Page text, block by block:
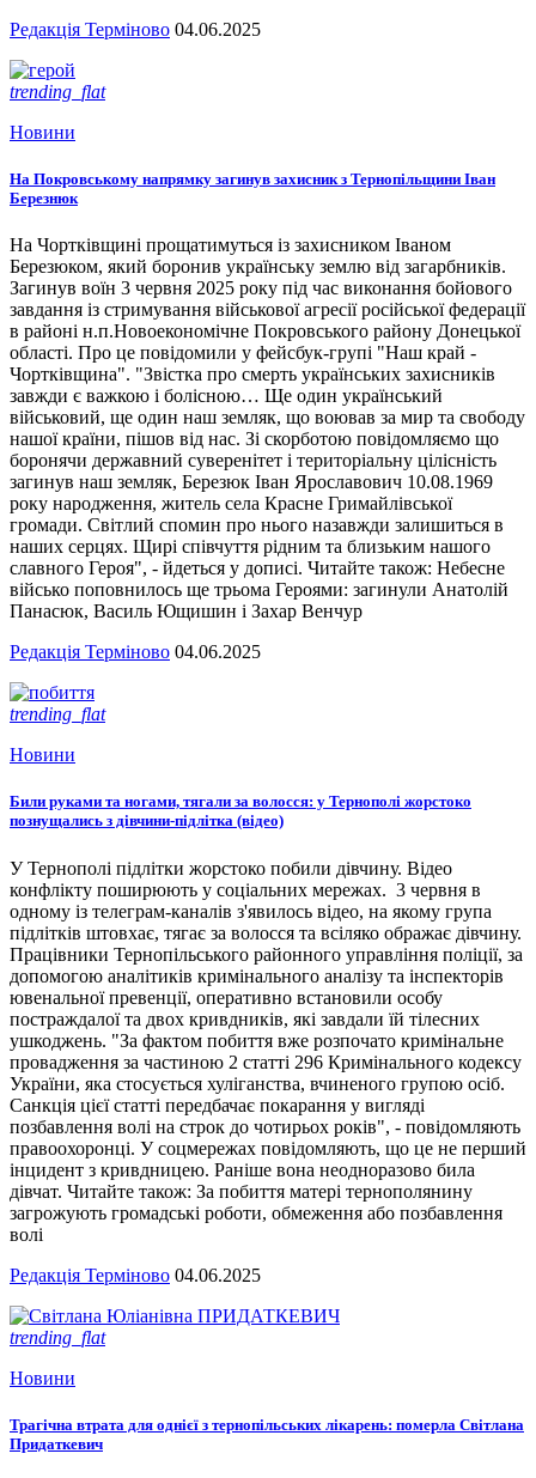
Редакція Терміново 04.06.2025
trending_flat
Новини
На Покровському напрямку загинув захисник з Тернопільщини Іван
Березнюк
На Чортківщині прощатимуться із захисником Іваном
Березюком, який боронив українську землю від загарбників.
Загинув воїн 3 червня 2025 року під час виконання бойового
завдання із стримування військової агресії російської федерації
в районі н.п.Новоекономічне Покровського району Донецької
області. Про це повідомили у фейсбук-групі "Наш край -
Чортківщина". "Звістка про смерть українських захисників
завжди є важкою і болісною… Ще один український
військовий, ще один наш земляк, що воював за мир та свободу
нашої країни, пішов від нас. Зі скорботою повідомляємо що
боронячи державний суверенітет і територіальну цілісність
загинув наш земляк, Березюк Іван Ярославович 10.08.1969
року народження, житель села Красне Гримайлівської
громади. Світлий спомин про нього назавжди залишиться в
наших серцях. Щирі співчуття рідним та близьким нашого
славного Героя", - йдеться у дописі. Читайте також: Небесне
військо поповнилось ще трьома Героями: загинули Анатолій
Панасюк, Василь Ющишин і Захар Венчур
Редакція Терміново 04.06.2025
trending_flat
Новини
Били руками та ногами, тягали за волосся: у Тернополі жорстоко
познущались з дівчини-підлітка (відео)
У Тернополі підлітки жорстоко побили дівчину. Відео
конфлікту поширюють у соціальних мережах. 3 червня в
одному із телеграм-каналів з'явилось відео, на якому група
підлітків штовхає, тягає за волосся та всіляко ображає дівчину.
Працівники Тернопільського районного управління поліції, за
допомогою аналітиків кримінального аналізу та інспекторів
ювенальної превенції, оперативно встановили особу
постраждалої та двох кривдників, які завдали їй тілесних
ушкоджень. "За фактом побиття вже розпочато кримінальне
провадження за частиною 2 статті 296 Кримінального кодексу
України, яка стосується хуліганства, вчиненого групою осіб.
Санкція цієї статті передбачає покарання у вигляді
позбавлення волі на строк до чотирьох років", - повідомляють
правоохоронці. У соцмережах повідомляють, що це не перший
інцидент з кривдницею. Раніше вона неодноразово била
дівчат. Читайте також: За побиття матері тернополянину
загрожують громадські роботи, обмеження або позбавлення
волі
Редакція Терміново 04.06.2025
trending_flat
Новини
Трагічна втрата для однієї з тернопільських лікарень: померла Світлана
Придаткевич